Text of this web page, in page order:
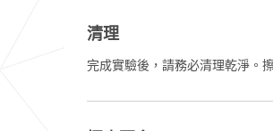
清理
完成實驗後，請務必清理乾淨。